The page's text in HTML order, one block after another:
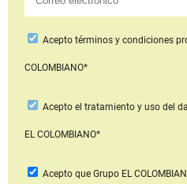
Aceptotérminos y condiciones
COLOMBIANO*
Acepto el tratamiento y uso del
EL COLOMBIANO*
Acepto que Grupo EL